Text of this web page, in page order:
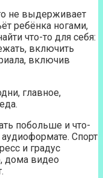
не выдерживает
ребёнка ногами,
что-то для себя:
включить
включив
главное,
побольше и что-
Спорт
и градус
дома видео